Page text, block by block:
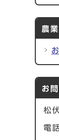
農
お
松
電